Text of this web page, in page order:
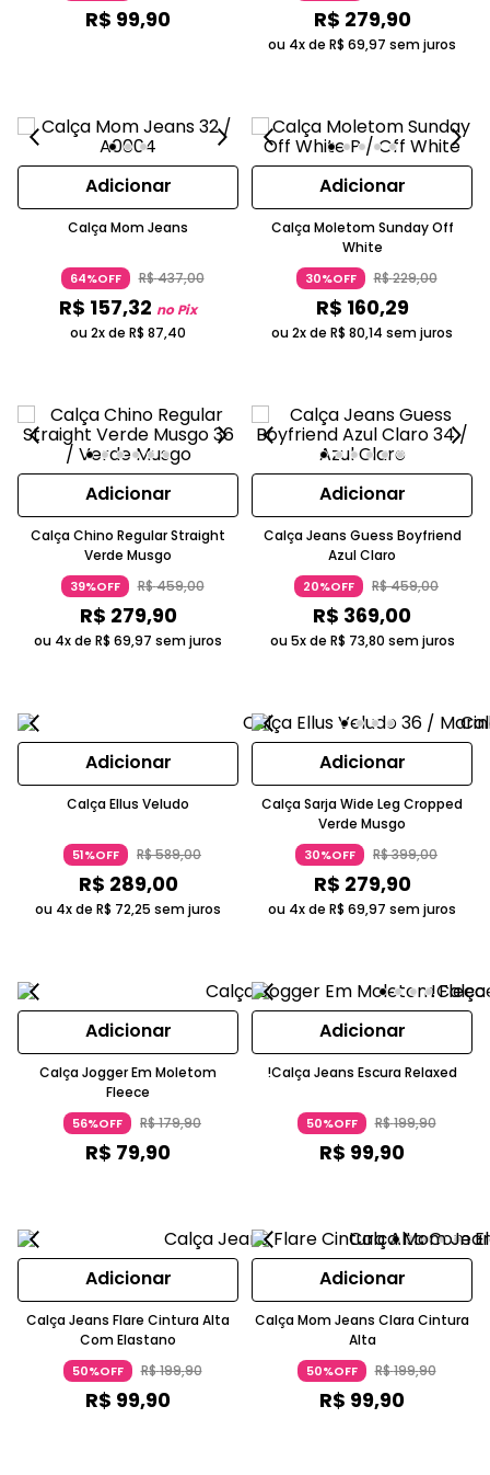
R$ 99,90 R$ 279,90
ou 4x de R$ 69,97 sem juros
Adicionar
Calça Mom Jeans
64%OFF R$437,00
R$ 157,32 no Pix
ou 2x de R$ 87,40
Adicionar
Calça Moletom Sunday Off
White
30%OFF R$229,00
R$ 160,29
ou 2x de R$ 80,14 sem juros
Adicionar
Calça Chino Regular Straight
Verde Musgo
39%OFF R$459,00
R$ 279,90
ou 4x de R$ 69,97 sem juros
Adicionar
Calça Jeans Guess Boyfriend
Azul Claro
20%OFF R$459,00
R$ 369,00
ou 5x de R$ 73,80 sem juros
Adicionar
Calça Ellus Veludo
51%OFF R$589,00
R$ 289,00
ou 4x de R$ 72,25 sem juros
Adicionar
Calça Sarja Wide Leg Cropped
Verde Musgo
30%OFF R$399,00
R$ 279,90
ou 4x de R$ 69,97 sem juros
Adicionar
Calça Jogger Em Moletom
Fleece
56%OFF R$179,90
R$ 79,90
Adicionar
!Calça Jeans Escura Relaxed
50%OFF R$199,90
R$ 99,90
Adicionar
Calça Jeans Flare Cintura Alta
Com Elastano
50%OFF R$199,90
R$ 99,90
Adicionar
Calça Mom Jeans Clara Cintura
Alta
50%OFF R$199,90
R$ 99,90